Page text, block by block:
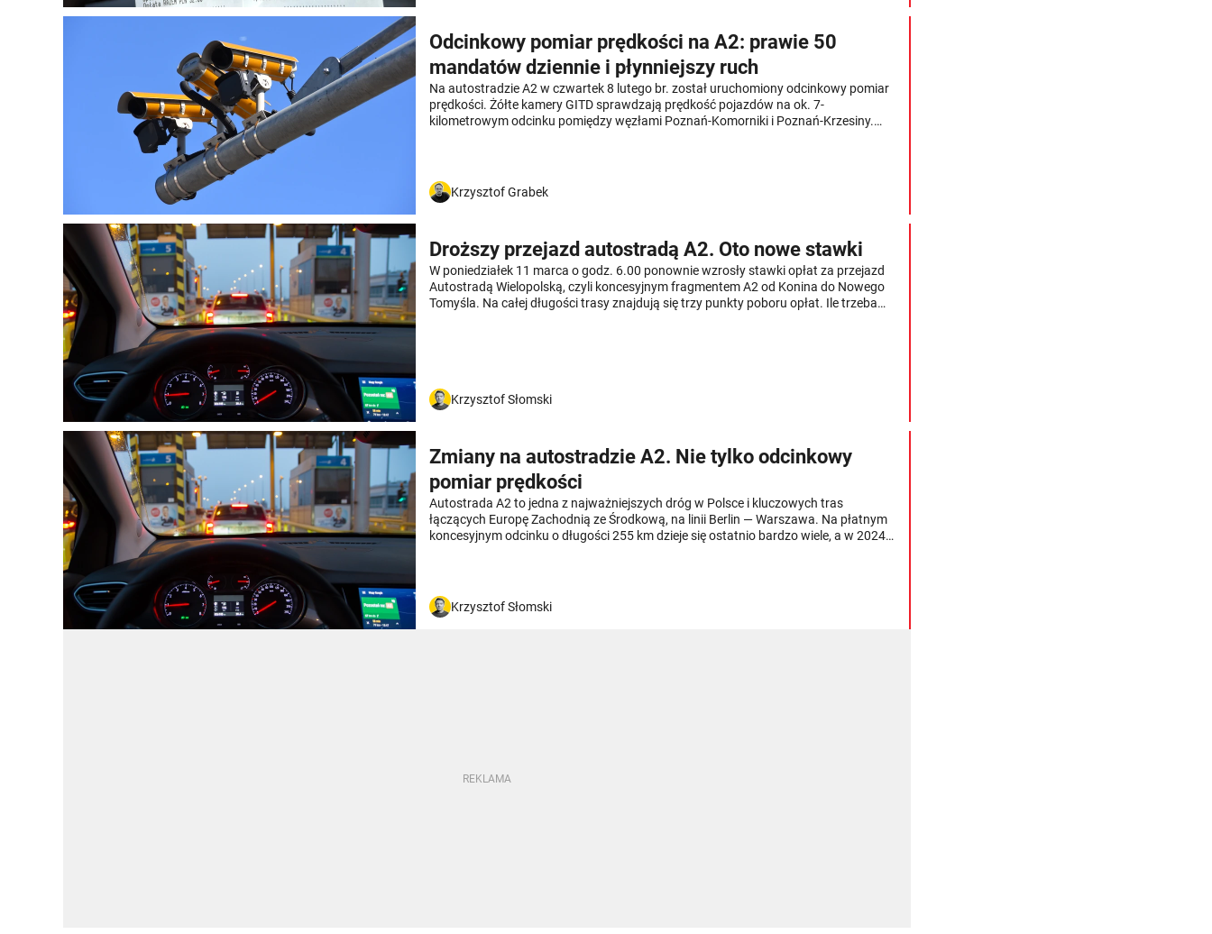
Odcinkowy pomiar prędkości na A2: prawie 50
mandatów dziennie i płynniejszy ruch
Na autostradzie A2 w czwartek 8 lutego br. został uruchomiony odcinkowy pomiar
prędkości. Żółte kamery GITD sprawdzają prędkość pojazdów na ok. 7-
kilometrowym odcinku pomiędzy węzłami Poznań-Komorniki i Poznań-Krzesiny.
Krzysztof Grabek
Droższy przejazd autostradą A2. Oto nowe stawki
W poniedziałek 11 marca o godz. 6.00 ponownie wzrosły stawki opłat za przejazd
Autostradą Wielopolską, czyli koncesyjnym fragmentem A2 od Konina do Nowego
Tomyśla. Na całej długości trasy znajdują się trzy punkty poboru opłat. Ile trzeba
Krzysztof Słomski
Zmiany na autostradzie A2. Nie tylko odcinkowy
pomiar prędkości
Autostrada A2 to jedna z najważniejszych dróg w Polsce i kluczowych tras
łączących Europę Zachodnią ze Środkową, na linii Berlin — Warszawa. Na płatnym
koncesyjnym odcinku o długości 255 km dzieje się ostatnio bardzo wiele, a w 2024 r.
Krzysztof Słomski